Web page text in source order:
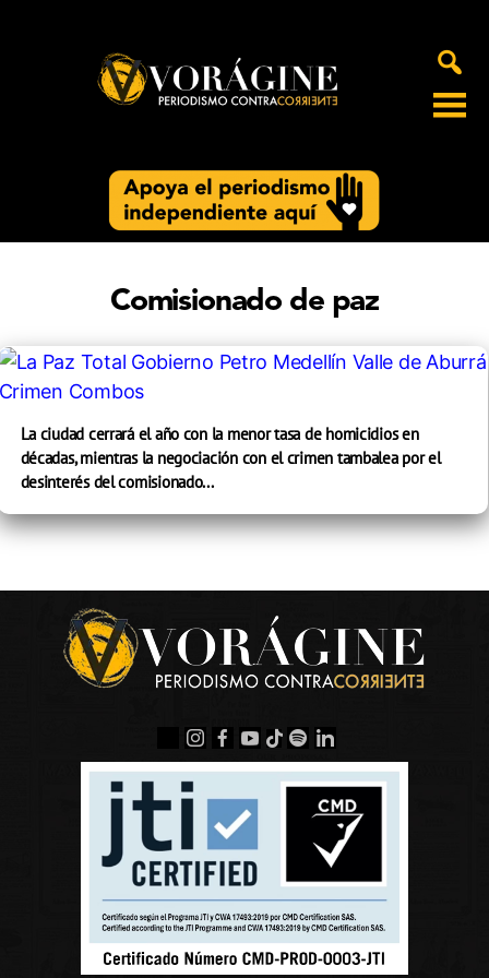
Comisionado de paz
La ciudad cerrará el año con la menor tasa de homicidios en
décadas, mientras la negociación con el crimen tambalea por el
desinterés del comisionado...